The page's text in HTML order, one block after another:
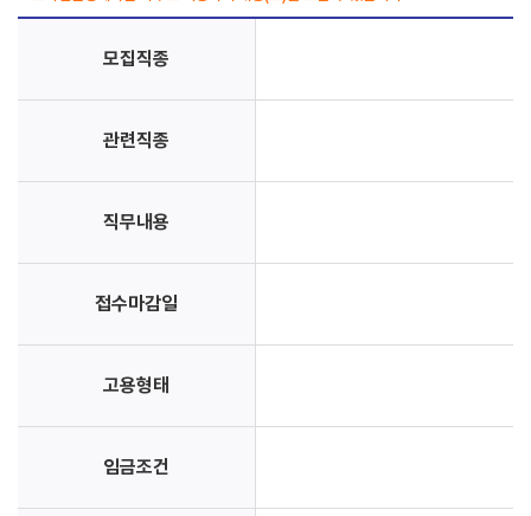
모집직종
관련직종
직무내용
접수마감일
고용형태
임금조건